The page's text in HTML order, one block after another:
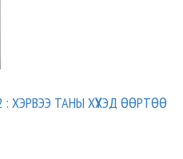
ТАНЫ ХҮҮХЭД ӨӨРТӨӨ